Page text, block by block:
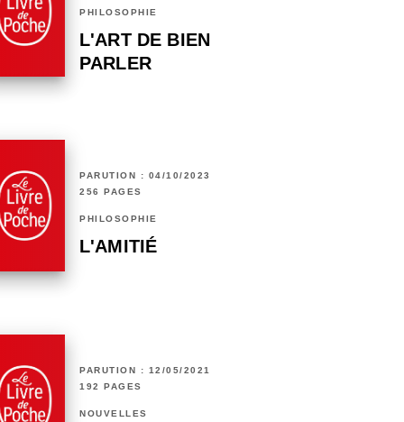
PHILOSOPHIE
L'ART DE BIEN
PARLER
PARUTION : 04/10/2023
256 PAGES
PHILOSOPHIE
L'AMITIÉ
PARUTION : 12/05/2021
192 PAGES
NOUVELLES